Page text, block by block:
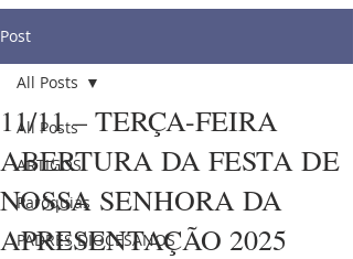
Post
All Posts
ARTIGOS
Paróquias
PADRES DIOCESANOS
All Posts
11/11 – TERÇA-FEIRA
ABERTURA DA FESTA DE
NOSSA SENHORA DA
APRESENTAÇÃO 2025